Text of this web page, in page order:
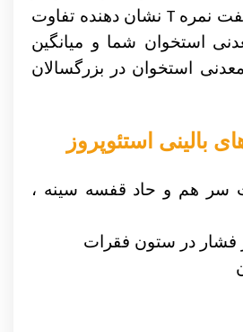
نمرهT نشان دهنده تفاوت
استخوان شما و میانگین
استخوان در بزرگسالان
بالینی استئوپروز
سر هم و حاد قفسه سینه ،
در ستون فقرات